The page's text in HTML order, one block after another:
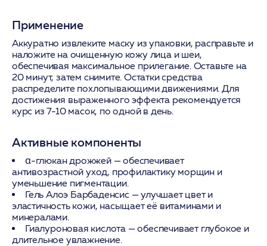
Применение
Аккуратно извлеките маску из упаковки, расправьте и
наложите на очищенную кожу лица и шеи,
обеспечивая максимальное прилегание. Оставьте на
20 минут, затем снимите. Остатки средства
распределите похлопывающими движениями. Для
достижения выраженного эффекта рекомендуется
курс из 7-10 масок, по одной в день.
Активные компоненты
α-глюкан дрожжей— обеспечивает
антивозрастной уход, профилактику морщин и
уменьшение пигментации.
Гель Алоэ Барбаденсис— улучшает цвет и
эластичность кожи, насыщает её витаминами и
минералами.
Гиалуроновая кислота — обеспечивает глубокое и
длительное увлажнение.